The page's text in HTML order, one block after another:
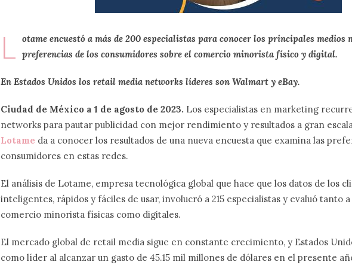
L
otame encuestó a más de 200 especialistas para conocer los principales medios
preferencias de los consumidores sobre el comercio minorista físico y digital.
En Estados Unidos los retail media networks líderes son Walmart y eBay.
Ciudad de México a 1 de agosto de 2023. Los especialistas en marketing
networks para pautar publicidad con mejor rendimiento y resultados a gran
Lotame da a conocer los resultados de una nueva encuesta que examina las
consumidores en estas redes.
El análisis de Lotame, empresa tecnológica global que hace que los datos de los
inteligentes, rápidos y fáciles de usar, involucró a 215 especialistas y evaluó tanto
comercio minorista físicas como digitales.
El mercado global de retail media sigue en constante crecimiento, y Estados
como líder al alcanzar un gasto de 45.15 mil millones de dólares en el presente